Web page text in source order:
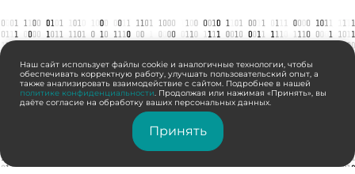
Наш сайт использует файлы cookie и аналогичные технологии, чтобы
обеспечивать корректную работу, улучшать пользовательский опыт, а
также анализировать взаимодействие с сайтом. Подробнее в нашей
политике конфиденциальности. Продолжая или нажимая «Принять», вы
даёте согласие на обработку ваших персональных данных.
Принять